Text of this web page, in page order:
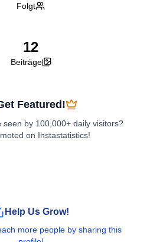
Folgt
12
Beiträge
Featured!
seen by 100,000+ daily visitors?
on Instastatistics!
Help Us Grow!
more people by sharing this